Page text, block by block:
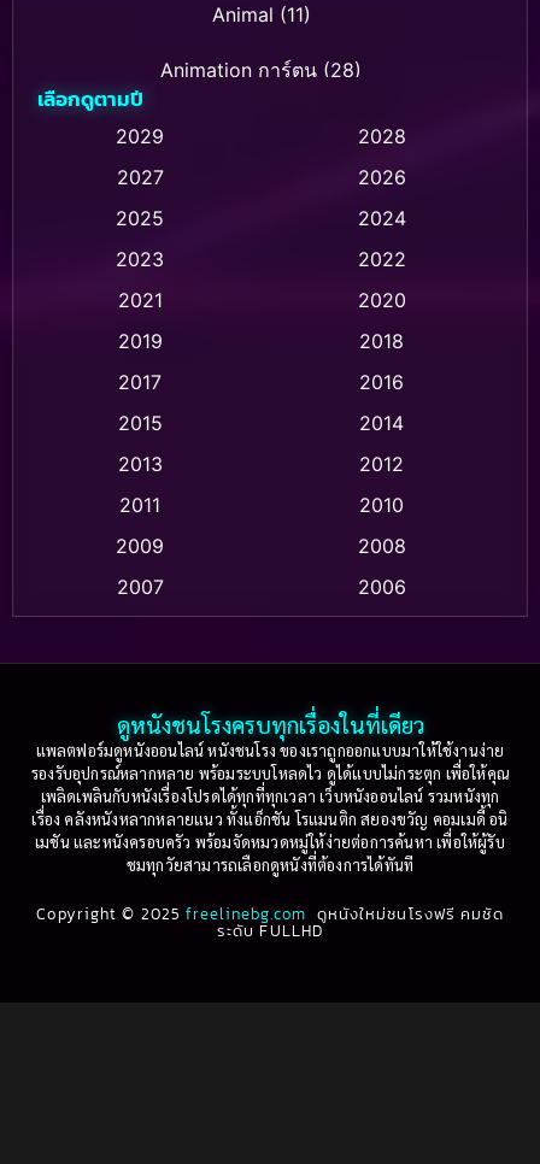
Animal (11)
Animation การ์ตูน (28)
Animation การ์ตูน (232)
Animation การ์ตูน (32)
Animation แอนิเมชั่น (1)
Animation แอนิเมชัน (1)
Based on a True Story เรื่องจริง(73)
Based on Novel(16)
Betrayal(1)
Biography(3)
เลือกดูตามปี
2029
2028
2027
2026
2025
2024
2023
2022
2021
2020
2019
2018
2017
2016
2015
2014
2013
2012
2011
2010
2009
2008
2007
2006
2003
2002
2001
2000
1999
1998
1997
1996
1995
1994
1993
1992
1991
1990
ดูหนังชนโรงครบทุกเรื่องในที่เดียว
แพลตฟอร์มดูหนังออนไลน์ หนังชนโรง ของเราถูกออกแบบมาให้ใช้งานง่าย
รองรับอุปกรณ์หลากหลาย พร้อมระบบโหลดไว ดูได้แบบไม่กระตุก เพื่อให้คุณ
เพลิดเพลินกับหนังเรื่องโปรดได้ทุกที่ทุกเวลา เว็บหนังออนไลน์ รวมหนังทุก
เรื่อง คลังหนังหลากหลายแนว ทั้งแอ็กชัน โรแมนติก สยองขวัญ คอมเมดี้ อนิ
เมชัน และหนังครอบครัว พร้อมจัดหมวดหมู่ให้ง่ายต่อการค้นหา เพื่อให้ผู้รับ
ชมทุกวัยสามารถเลือกดูหนังที่ต้องการได้ทันที
Copyright © 2025freelinebg.com ดูหนังใหม่ชนโรงฟรี คมชัด
ระดับ FULLHD